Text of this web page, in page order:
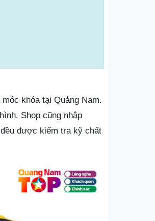
khóa tại Quảng Nam.
Shop cũng nhập
được kiểm tra kỹ chất